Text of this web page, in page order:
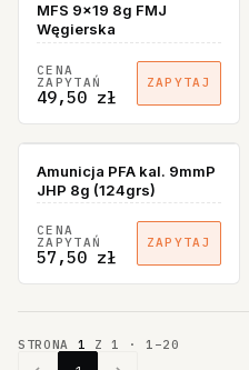
MFS 9x19 8g FMJ
Węgierska
CENA
ZAPYTAŃ
49,50 zł
ZAPYTAJ
Amunicja PFA kal. 9mmP
JHP 8g (124grs)
CENA
ZAPYTAŃ
57,50 zł
ZAPYTAJ
STRONA 1 Z1 · 1 –20